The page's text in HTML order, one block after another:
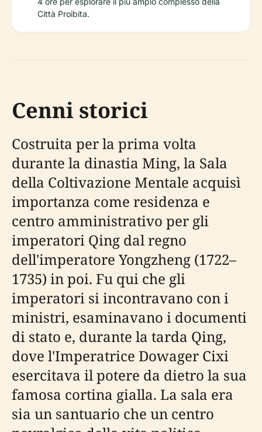
Città Proibita.
Cenni storici
Costruita per la prima volta
durante la dinastia Ming, la Sala
della Coltivazione Mentale acquisì
importanza come residenza e
centro amministrativo per gli
imperatori Qing dal regno
dell'imperatore Yongzheng (1722–
1735) in poi. Fu qui che gli
imperatori si incontravano con i
ministri, esaminavano i documenti
di stato e, durante la tarda Qing,
dove l'Imperatrice Dowager Cixi
esercitava il potere da dietro la sua
famosa cortina gialla. La sala era
sia un santuario che un centro